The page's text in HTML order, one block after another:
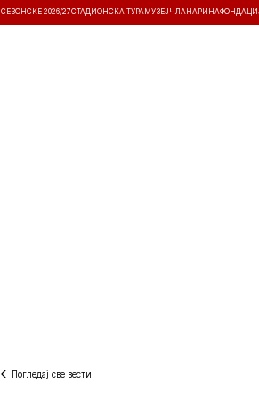
СЕЗОНСКЕ 2026/27СТАДИОНСКА ТУРА МУЗЕЈ ЧЛАНАРИНА
Погледај све вести